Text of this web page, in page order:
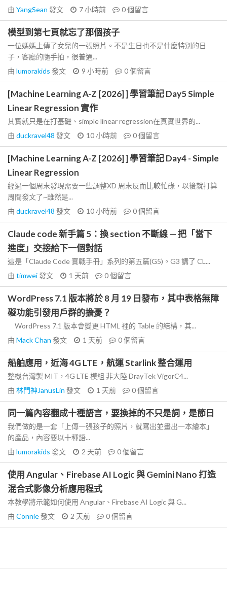
由 YangSean 發文 7 小時前 0個留言
模型到第七頁就忘了那個孩子
一位媽媽上傳了女兒的一張照片。不是生日也不是什麼特別的日
子，客廳的隨手拍，很普通...
由 lumorakids 發文 9 小時前 0個留言
[Machine Learning A-Z [2026] ] 學習筆記 Day5 Simple
Linear Regression 實作
其實就只是在打基礎、simple linear regression在真實世界的...
由 duckravel48 發文 10 小時前 0個留言
[Machine Learning A-Z [2026] ] 學習筆記 Day4 - Simple
Linear Regression
經過一個周末發現需要一些調整XD 周末反而比較忙碌，以後就打算
周間發文了~雖然是...
由 duckravel48 發文 10 小時前 0個留言
Claude code 新手篇 5：換 section 不斷線 — 把「當下
進度」交接給下一個對話
這是「Claude Code 實戰手冊」系列的第五篇(G5)。G3 講了 CL...
由 timwei發文 1 天前 0個留言
WordPress 7.1 版本將於 8 月 19 日發布，其中表格無障
礙功能引發用戶群的擔憂？
WordPress 7.1 版本會變更 HTML 裡的 Table 的結構，其...
由 Mack Chan 發文 1 天前 0個留言
船舶應用，近海 4G LTE，航運 Starlink 整合運用
整機台灣製 MIT，4G LTE 模組 非大陸 DrayTek VigorC4...
由 林門神JanusLin 發文 1 天前 0個留言
同一篇內容翻成十種語言，要換掉的不只是詞，是節日
我們做的是一套「上傳一張孩子的照片，就寫出並畫出一本繪本」
的產品，內容要以十種語...
由 lumorakids 發文 2 天前 0個留言
使用 Angular、Firebase AI Logic 與 Gemini Nano 打造
混合式影像分析應用程式
本教學將示範如何使用 Angular、Firebase AI Logic 與 G...
由 Connie發文 2 天前 0個留言